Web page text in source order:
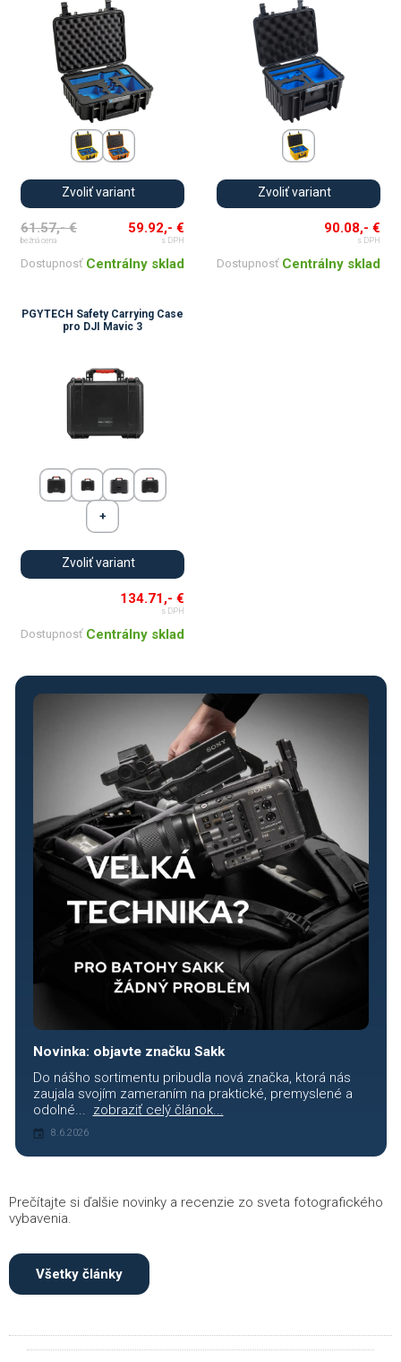
Novinka: objavte značku Sakk
Do nášho sortimentu pribudla nová značka, ktorá nás
zaujala svojím zameraním na praktické, premyslené a
odolné... zobraziť celý článok...
8.6.2026
Prečítajte si ďalšie novinky a recenzie zo sveta fotografického
vybavenia.
Všetky články
Zvoliť variant
61.57,- €
bežná cena
59.92,- €
s DPH
Dostupnosť Centrálny sklad
Zvoliť variant
90.08,- €
s DPH
Dostupnosť Centrálny sklad
PGYTECH Safety Carrying Case
pro DJI Mavic 3
Zvoliť variant
134.71,- €
s DPH
Dostupnosť Centrálny sklad